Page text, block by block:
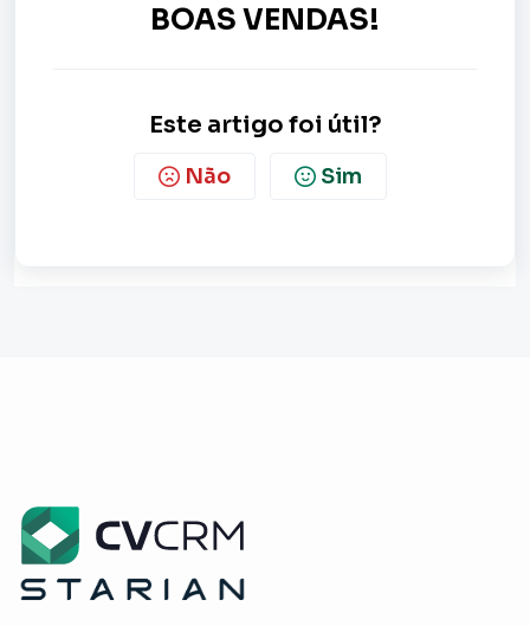
BOAS VENDAS!
Este artigo foi útil?
Não Sim